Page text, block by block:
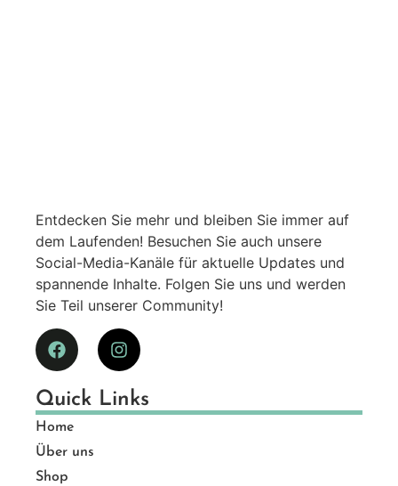
Entdecken Sie mehr und bleiben Sie immer auf
dem Laufenden! Besuchen Sie auch unsere
Social-Media-Kanäle für aktuelle Updates und
spannende Inhalte. Folgen Sie uns und werden
Sie Teil unserer Community!
Quick Links
Home
Über uns
Shop